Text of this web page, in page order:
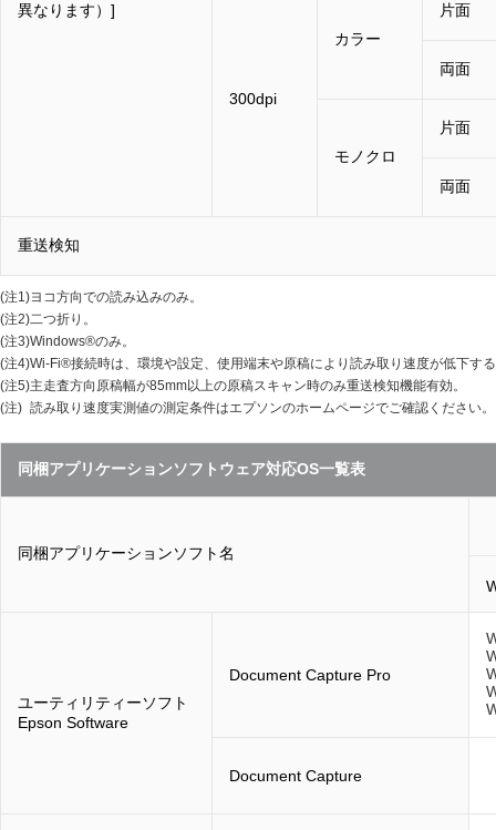
異なります）]
300dpi
カラー
片面
両面
モノクロ
片面
両面
重送検知
(注1)ヨコ方向での読み込みのみ。
(注2)二つ折り。
(注3)Windows®のみ。
(注4)Wi-Fi®接続時は、環境や設定、使用端末や原稿により読み取り速度が低下す
(注5)主走査方向原稿幅が85mm以上の原稿スキャン時のみ重送検知機能有効。
(注) 読み取り速度実測値の測定条件はエプソンのホームページでご確認ください。
同梱アプリケーションソフトウェア対応OS一覧表
同梱アプリケーションソフト名
ユーティリティーソフト
Epson Software
Document Capture Pro
Document Capture